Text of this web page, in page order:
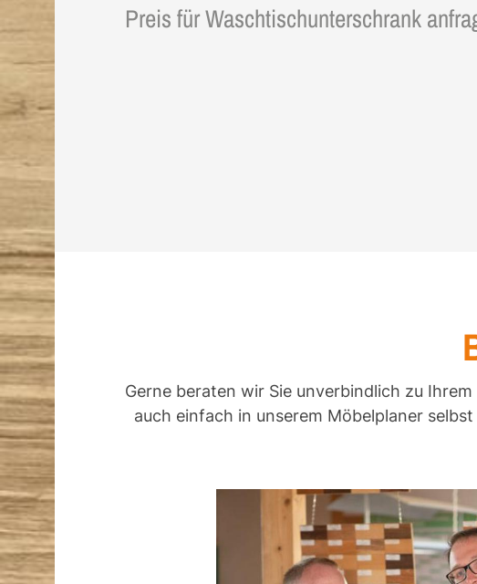
Preis für Waschtischunterschrank
Gerne beraten wir Sie unverbindlich zu
auch einfach in unserem Möbelplaner